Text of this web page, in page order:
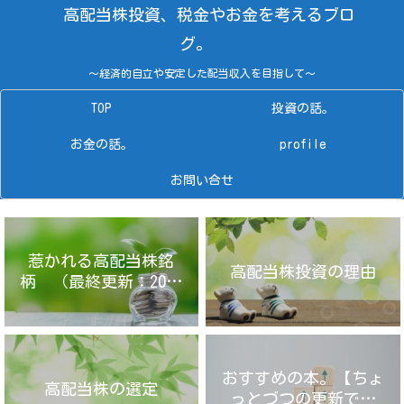
高配当株投資、税金やお金を考えるブロ
グ。
～経済的自立や安定した配当収入を目指して～
TOP 投資の話。
お金の話。 profile
お問い合せ
惹かれる高配当株銘
柄 （最終更新：2025
年4月14日）
高配当株投資の理由
高配当株の選定
おすすめの本。【ちょ
っとづつの更新です